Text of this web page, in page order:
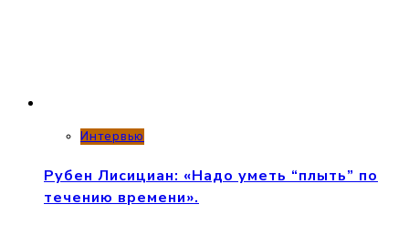
Интервью
Рубен Лисициан: «Надо уметь “плыть” по
течению времени».